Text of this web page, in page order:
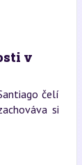
v
čelí
si